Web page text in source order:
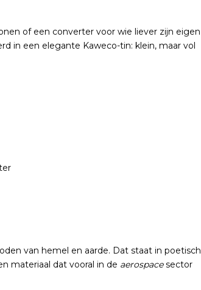
of een converter voor wie liever zijn eigen
in een elegante Kaweco-tin: klein, maar vol
van hemel en aarde. Dat staat in poetisch
materiaal dat vooral in de aerospacesector